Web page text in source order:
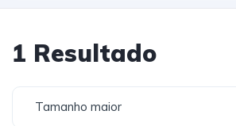
1 Resultado
Tamanho maior